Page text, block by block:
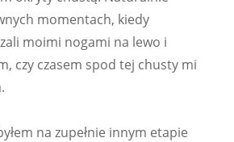
momentach, kiedy
moimi nogami na lewo i
czy czasem spod tej chusty mi
na zupełnie innym etapie